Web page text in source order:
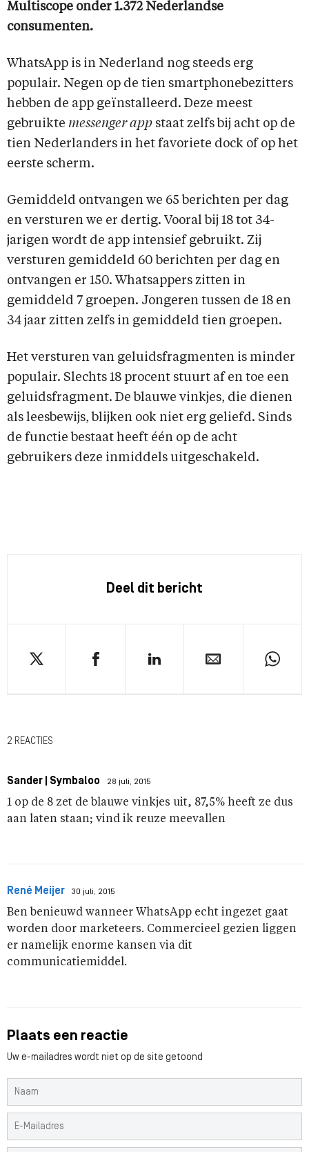
Multiscope onder 1.372 Nederlandse
consumenten.
WhatsApp is in Nederland nog steeds erg
populair. Negen op de tien smartphonebezitters
hebben de app geïnstalleerd. Deze meest
gebruikte messenger app staat zelfs bij acht op de
tien Nederlanders in het favoriete dock of op het
eerste scherm.
Gemiddeld ontvangen we 65 berichten per dag
en versturen we er dertig. Vooral bij 18 tot 34-
jarigen wordt de app intensief gebruikt. Zij
versturen gemiddeld 60 berichten per dag en
ontvangen er 150. Whatsappers zitten in
gemiddeld 7 groepen. Jongeren tussen de 18 en
34 jaar zitten zelfs in gemiddeld tien groepen.
Het versturen van geluidsfragmenten is minder
populair. Slechts 18 procent stuurt af en toe een
geluidsfragment. De blauwe vinkjes, die dienen
als leesbewijs, blijken ook niet erg geliefd. Sinds
de functie bestaat heeft één op de acht
gebruikers deze inmiddels uitgeschakeld.
Deel dit bericht
2 REACTIES
Sander | Symbaloo 28 juli, 2015
1 op de 8 zet de blauwe vinkjes uit, 87,5% heeft ze dus
aan laten staan; vind ik reuze meevallen
René Meijer 30 juli, 2015
Ben benieuwd wanneer WhatsApp echt ingezet gaat
worden door marketeers. Commercieel gezien liggen
er namelijk enorme kansen via dit
communicatiemiddel.
Plaats een reactie
Uw e-mailadres wordt niet op de site getoond